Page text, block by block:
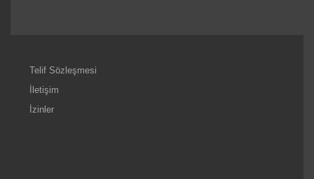
Telif Sözleşmesi
İletişim
İzinler